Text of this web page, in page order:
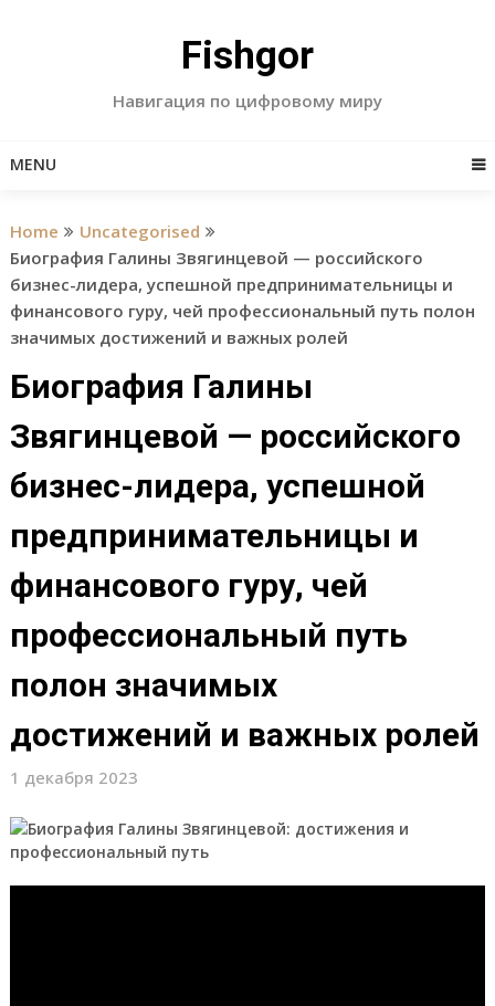
Fishgor
Навигация по цифровому миру
MENU
Home
Uncategorised
Биография Галины Звягинцевой — российского
бизнес-лидера, успешной предпринимательницы и
финансового гуру, чей профессиональный путь полон
значимых достижений и важных ролей
Биография Галины
Звягинцевой — российского
бизнес-лидера, успешной
предпринимательницы и
финансового гуру, чей
профессиональный путь
полон значимых
достижений и важных ролей
1 декабря 2023